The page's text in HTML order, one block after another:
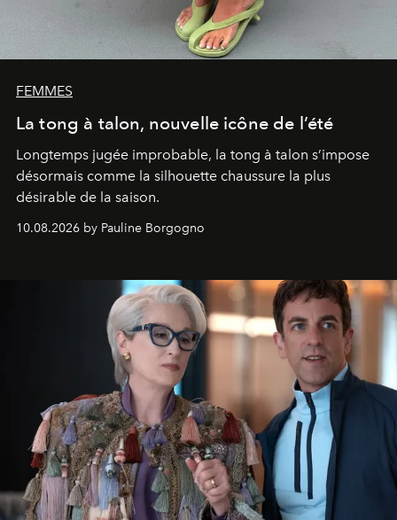
FEMMES
La tong à talon, nouvelle icône de l’été
Longtemps jugée improbable, la tong à talon s’impose
désormais comme la silhouette chaussure la plus
désirable de la saison.
10.08.2026 by Pauline Borgogno